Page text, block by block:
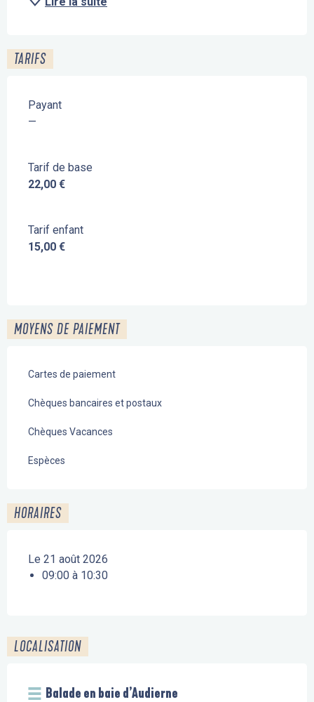
TARIFS
Payant
—
Tarif de base
22,00 €
Tarif enfant
15,00 €
MOYENS DE PAIEMENT
Cartes de paiement
Chèques bancaires et postaux
Chèques Vacances
Espèces
HORAIRES
Le 21 août 2026
09:00 à 10:30
LOCALISATION
Balade en baie d’Audierne